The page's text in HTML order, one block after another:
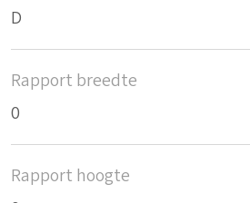
D
Rapport breedte
0
Rapport hoogte